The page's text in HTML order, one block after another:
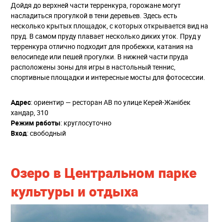
Дойдя до верхней части терренкура, горожане могут
насладиться прогулкой в тени деревьев. Здесь есть
несколько крытых площадок, с которых открывается вид на
пруд. В самом пруду плавает несколько диких уток. Пруд у
терренкура отлично подходит для пробежки, катания на
велосипеде или пешей прогулки. В нижней части пруда
расположены зоны для игры в настольный теннис,
спортивные площадки и интересные мосты для фотосессии.
Адрес: ориентир — ресторан АВ по улице ​Керей-Жәнібек
хандар, 310
Режим работы: круглосуточно
Вход: свободный
Озеро в Центральном парке
культуры и отдыха